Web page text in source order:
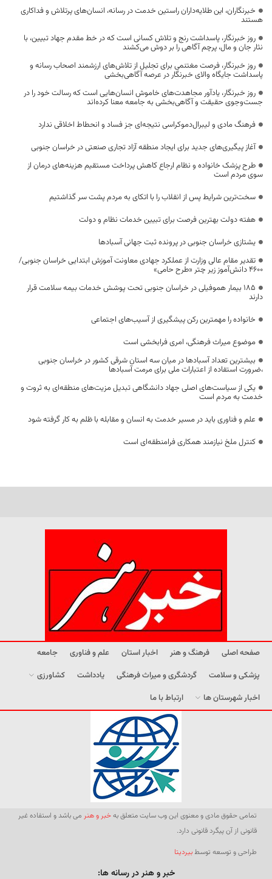
خبرنگاران، این طلایه‌داران راستین خدمت در رسانه، انسان‌های پرتلاش و فداکاری
هستند
روز خبرنگار، پاسداشت رنج و تلاش کسانی است که در خط مقدم جهاد تبیین، با
نثار جان و مال، پرچم آگاهی را بر دوش می‌کشند
روز خبرنگار، فرصت مغتنمی برای تجلیل از تلاش‌های ارزشمند اصحاب رسانه و
پاسداشت جایگاه والای خبرنگار در عرصه آگاهی‌بخشی
روز خبرنگار، یادآور مجاهدت‌های خاموش انسان‌هایی است که رسالت خود را در
جست‌وجوی حقیقت و آگاهی‌بخشی به جامعه معنا کرده‌اند
فرهنگ مادی و لیبرال‌دموکراسی نتیجه‌ای جز فساد و انحطاط اخلاقی ندارد
آغاز پیگیری‌های جدید برای ایجاد منطقه آزاد تجاری صنعتی در خراسان جنوبی
طرح پزشک خانواده و نظام ارجاع کاهش پرداخت مستقیم هزینه‌های درمان از
سوی مردم است
سخت‌ترین شرایط پس از انقلاب را با اتکای به مردم پشت سر گذاشتیم
هفته دولت بهترین فرصت برای تبیین خدمات نظام و دولت
یشتازی خراسان جنوبی در پرونده ثبت جهانی آسبادها
تقدیر مقام عالی وزارت از عملکرد جهادی معاونت آموزش ابتدایی خراسان جنوبی/
۴۶۰۰ دانش‌آموز زیر چتر «طرح حامی»
۱۸۵ بیمار هموفیلی در خراسان جنوبی تحت پوشش خدمات بیمه سلامت قرار
دارند
خانواده را مهمترین رکن پیشگیری از آسیب‌های اجتماعی
موضوع میراث فرهنگی، امری فرابخشی است
بیشترین تعداد آسبادها در میان سه استان شرقی کشور در خراسان جنوبی
،ضرورت استفاده از اعتبارات ملی برای مرمت آسبادها
یکی از سیاست‌های اصلی جهاد دانشگاهی تبدیل مزیت‌های منطقه‌ای به ثروت و
خدمت به مردم است
علم و فناوری باید در مسیر خدمت به انسان و مقابله با ظلم به کار گرفته شود
کنترل ملخ نیازمند همکاری فرامنطقه‌ای است
صفحه اصلی فرهنگ و هنر اخبار استان علم و فناوری
جامعه
پزشکی و سلامت
گردشگری و میراث فرهنگی یادداشت
کشاورزی
اخبار شهرستان ها
ارتباط با ما
تمامی حقوق مادی و معنوی این وب سایت متعلق بهخبر و هنر می باشد و استفاده غیر
قانونی از آن پیگرد قانونی دارد.
طراحی و توسعه توسطبیردیتا
خبر و هنر در رسانه ها: